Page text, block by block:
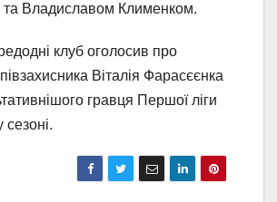
та Владиславом Клименком.
клуб оголосив про
Віталія Фарасєєнка
гравця Першої ліги